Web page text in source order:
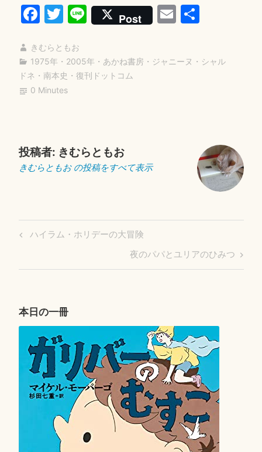
Fa
ce
bo
ok
T
wi
tte
r
Li
ne
Post E
m
共
きむらともお
1975年 ・ 2005年 ・ あかね書房 ・ ジャニーヌ・シャル
ドネ ・ 南本史 ・ 復刊ドットコム
0 Minutes
投稿者: きむらともお
きむらともお の投稿をすべて表示
投
ー
シ
ン
Previous
ハイラム・ホリデーの大冒険
Next
Post
夜のパパとユリアのひみつ
本日の一冊